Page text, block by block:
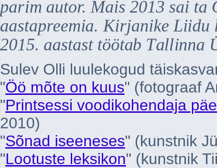
parim autor. Mais 2013sai ta
aastapreemia. Kirjanike Liidu
2015. aastast töötab Tallinna
Sulev Olli luulekogud
"Öö mõte on kuus" (fotograaf
"Printsessi voodikohendaja
2010)
"Sõnad iseeneses" (kunstnik
"Lootuste leksikon" (kunstnik